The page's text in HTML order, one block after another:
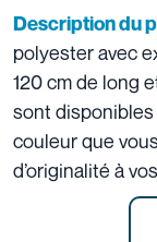
Description du
polyester avec
120 cm de long
sont
couleur que
d’originalité à